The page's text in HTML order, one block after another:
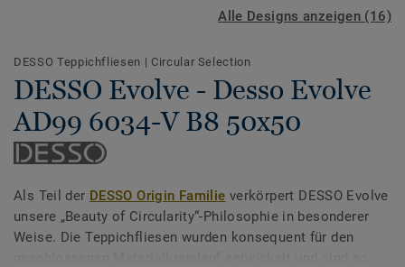
Alle Designs anzeigen (16)
DESSO Teppichfliesen | Circular Selection
DESSO Evolve - Desso Evolve
AD99 6034-V B8 50x50
Als Teil der DESSO Origin Familie verkörpert DESSO Evolve
unsere „Beauty of Circularity“-Philosophie in besonderer
Weise. Die Teppichfliesen wurden konsequent für den